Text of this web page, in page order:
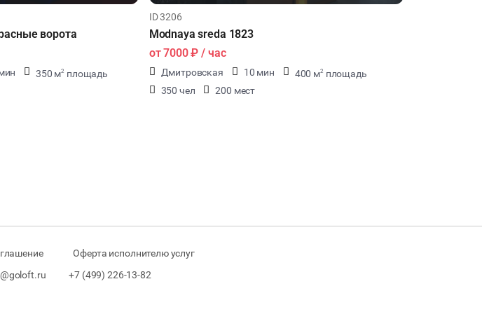
ворота
350 м2 площадь
ID 3206
Modnaya sreda 1823
от7000 ₽ / час
Дмитровская 10 мин 400 м2 площадь
350 чел
200 мест
Оферта исполнителю услуг
+7 (499) 226-13-82